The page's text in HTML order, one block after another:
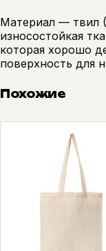
Материал — твил
износостойкая
которая хорошо
поверхность для
Похожие